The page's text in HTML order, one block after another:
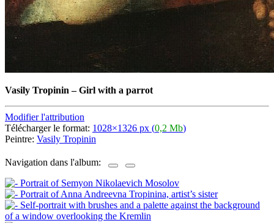
Vasily Tropinin –Girl with a parrot
Modifier l'attribution
Télécharger le format: 1028×1326 px (0,2 Mb)
Peintre: Vasily Tropinin
Navigation dans l'album: